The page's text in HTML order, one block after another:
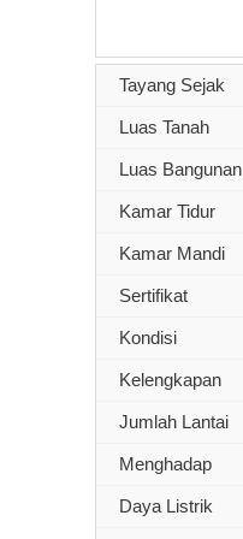
Tayang Sejak
Luas Tanah
Luas Bangunan
Kamar Tidur
Kamar Mandi
Sertifikat
Kondisi
Kelengkapan
Jumlah Lantai
Menghadap
Daya Listrik